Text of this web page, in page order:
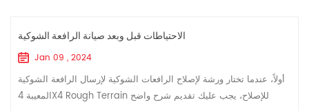
الاحتياطات قبل وبعد صيانة الرافعة الشوكية
Jan 09 , 2024
أولاً، عندما تختار ورشة لإصلاح الرافعات الشوكية لإرسال الرافعة الشوكية
المعيبة 4X4 Rough Terrain للإصلاح، يجب عليك تقديم شرح واضح